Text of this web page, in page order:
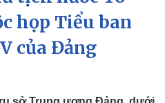
Xã hội
Tin 24h
Dự báo thời tiết
Việc làm
họp Tiểu ban
của Đảng